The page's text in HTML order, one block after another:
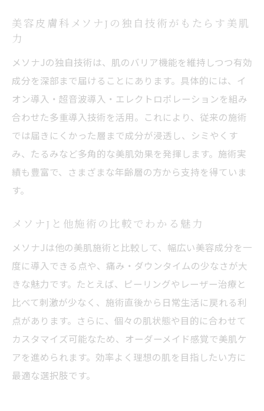
美容皮膚科メソナJの独自技術がもたらす美肌
力
メソナJの独自技術は、肌のバリア機能を維持しつつ有効
成分を深部まで届けることにあります。具体的には、イ
オン導入・超音波導入・エレクトロポレーションを組み
合わせた多重導入技術を活用。これにより、従来の施術
では届きにくかった層まで成分が浸透し、シミやくす
み、たるみなど多角的な美肌効果を発揮します。施術実
績も豊富で、さまざまな年齢層の方から支持を得ていま
す。
メソナJと他施術の比較でわかる魅力
メソナJは他の美肌施術と比較して、幅広い美容成分を一
度に導入できる点や、痛み・ダウンタイムの少なさが大
きな魅力です。たとえば、ピーリングやレーザー治療と
比べて刺激が少なく、施術直後から日常生活に戻れる利
点があります。さらに、個々の肌状態や目的に合わせて
カスタマイズ可能なため、オーダーメイド感覚で美肌ケ
アを進められます。効率よく理想の肌を目指したい方に
最適な選択肢です。